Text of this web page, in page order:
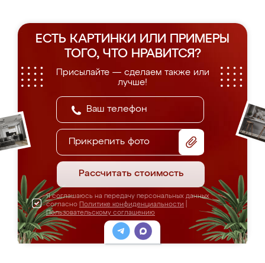
ЕСТЬ КАРТИНКИ ИЛИ ПРИМЕРЫ
ТОГО, ЧТО НРАВИТСЯ?
Присылайте — сделаем также или
лучше!
Прикрепить фото
Рассчитать стоимость
Я соглашаюсь на передачу персональных данных
согласно Политике конфиденциальности
Пользовательскому соглашению